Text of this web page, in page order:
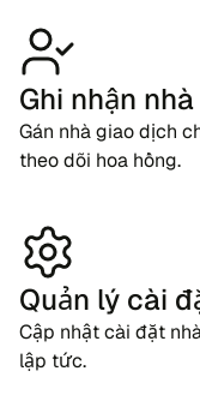
Ghi nhận
Gán nhà giao dịch
theo dõi hoa hồng.
Quản lý cài
Cập nhật cài đặt
lập tức.